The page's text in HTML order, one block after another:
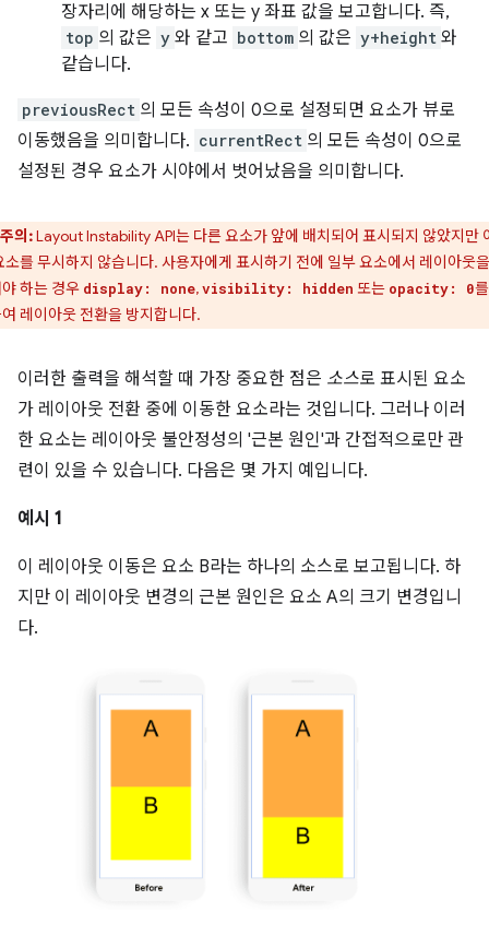
장자리에 해당하는 x 또는 y 좌표 값을 보고합니다. 즉,
top 의 값은 y 와 같고 bottom 의 값은 y+height 와
같습니다.
previousRect 의 모든 속성이 0으로 설정되면 요소가 뷰로
이동했음을 의미합니다. currentRect 의 모든 속성이 0으로
설정된 경우 요소가 시야에서 벗어났음을 의미합니다.
주의:Layout Instability API는 다른 요소가 앞에 배치되어 표시되지 않았지만
소를 무시하지 않습니다. 사용자에게 표시하기 전에 일부 요소에서 레이아웃
하는 경우 display: none,visibility: hidden 또는 opacity: 0
레이아웃 전환을 방지합니다.
이러한 출력을 해석할 때 가장 중요한 점은 소스로 표시된 요소
가 레이아웃 전환 중에 이동한 요소라는 것입니다. 그러나 이러
한 요소는 레이아웃 불안정성의 '근본 원인'과 간접적으로만 관
련이 있을 수 있습니다. 다음은 몇 가지 예입니다.
예시 1
이 레이아웃 이동은 요소 B라는 하나의 소스로 보고됩니다. 하
지만 이 레이아웃 변경의 근본 원인은 요소 A의 크기 변경입니
다.